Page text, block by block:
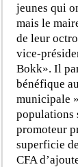
jeunes qui
mais le
de leur
vice-
Bokk». Il
bénéfique
municipale
populations
promoteur
superficie
CFA